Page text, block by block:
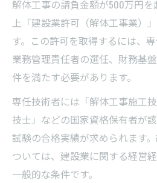
解体工事の請負金額が500万円
上「建設業許可（解体工事業）
す。この許可を取得するには、
業務管理責任者の選任、財務基
件を満たす必要があります。
専任技術者には「解体工事施工
技士」などの国家資格保有者が
試験の合格実績が求められます
ついては、建設業に関する経営
一般的な条件です。